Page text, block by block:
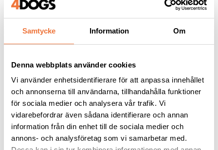
Samtycke Information Om
Denna webbplats använder cookies
Vi använder enhetsidentifierare för att anpassa innehållet
och annonserna till användarna, tillhandahålla funktioner
för sociala medier och analysera vår trafik. Vi
vidarebefordrar även sådana identifierare och annan
information från din enhet till de sociala medier och
annons- och analysföretag som vi samarbetar med.
Geib Black Pearl Cobalt
effileringssax 46
tänder - 6,5 tum
Geib Avanti Comfort
Plus effileringssax 47
tänder - 7,5 tum
Andra köpte även